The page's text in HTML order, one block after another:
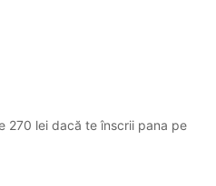
270 lei dacă te înscrii pana pe